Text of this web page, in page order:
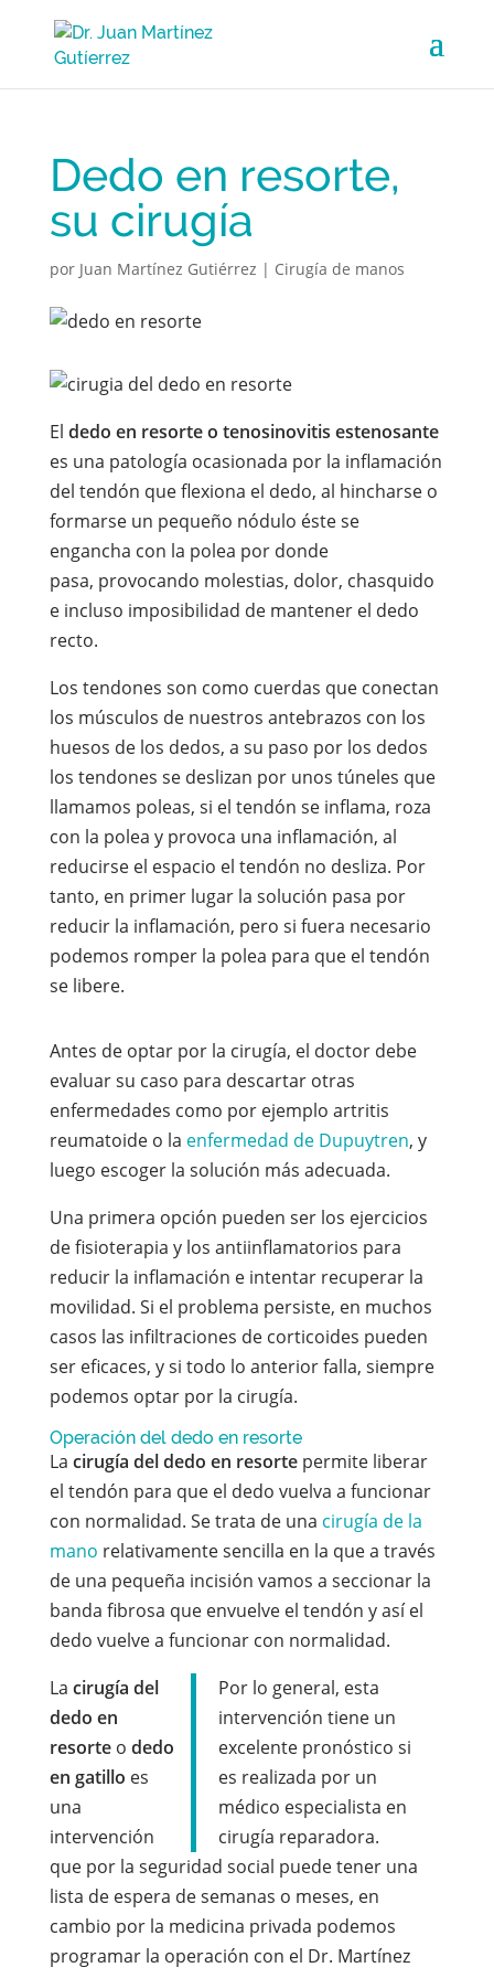
Dedo en resorte,
su cirugía
por Juan Martínez Gutiérrez | Cirugía de manos
El dedo en resorte o tenosinovitis estenosante
es una patología ocasionada por la inflamación
del tendón que flexiona el dedo, al hincharse o
formarse un pequeño nódulo éste se
engancha con la polea por donde
pasa, provocando molestias, dolor, chasquido
e incluso imposibilidad de mantener el dedo
recto.
Los tendones son como cuerdas que conectan
los músculos de nuestros antebrazos con los
huesos de los dedos, a su paso por los dedos
los tendones se deslizan por unos túneles que
llamamos poleas, si el tendón se inflama, roza
con la polea y provoca una inflamación, al
reducirse el espacio el tendón no desliza. Por
tanto, en primer lugar la solución pasa por
reducir la inflamación, pero si fuera necesario
podemos romper la polea para que el tendón
se libere.
Antes de optar por la cirugía, el doctor debe
evaluar su caso para descartar otras
enfermedades como por ejemplo artritis
reumatoide o la enfermedad de Dupuytren, y
luego escoger la solución más adecuada.
Una primera opción pueden ser los ejercicios
de fisioterapia y los antiinflamatorios para
reducir la inflamación e intentar recuperar la
movilidad. Si el problema persiste, en muchos
casos las infiltraciones de corticoides pueden
ser eficaces, y si todo lo anterior falla, siempre
podemos optar por la cirugía.
Operación del dedo en resorte
La cirugía del dedo en resortepermite liberar
el tendón para que el dedo vuelva a funcionar
con normalidad. Se trata de una cirugía de la
mano relativamente sencilla en la que a través
de una pequeña incisión vamos a seccionar la
banda fibrosa que envuelve el tendón y así el
dedo vuelve a funcionar con normalidad.
Por lo general, esta
intervención tiene un
excelente pronóstico si
es realizada por un
médico especialista en
cirugía reparadora.
La cirugía del
dedo en
resorteo dedo
en gatillo es
una
intervención
que por la seguridad social puede tener una
lista de espera de semanas o meses, en
cambio por la medicina privada podemos
programar la operación con el Dr. Martínez